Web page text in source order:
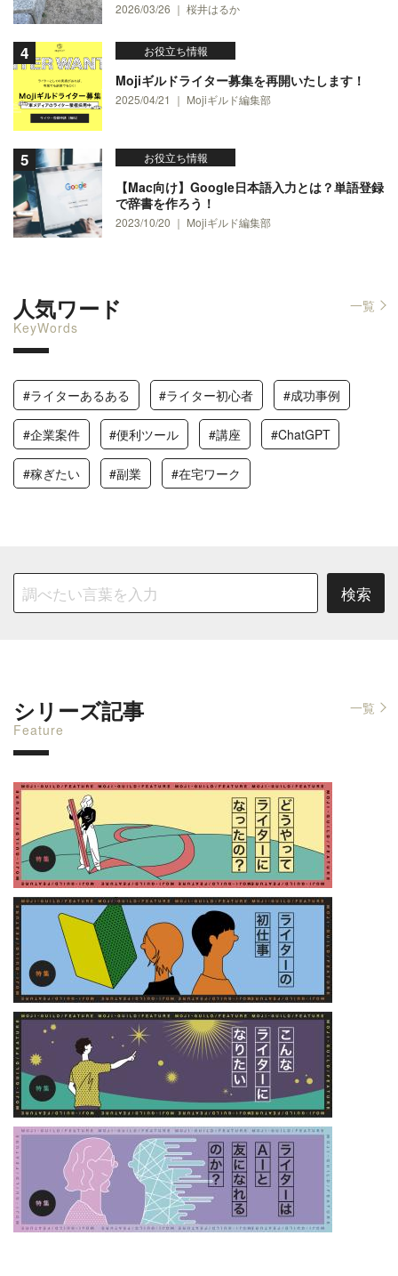
2026/03/26 ｜ 桜井はるか
お役立ち情報
Mojiギルドライター募集を再開いたします！
2025/04/21 ｜ Mojiギルド編集部
お役立ち情報
【Mac向け】Google日本語入力とは？単語登録
で辞書を作ろう！
2023/10/20 ｜ Mojiギルド編集部
人気ワード
KeyWords
一覧
#ライターあるある #ライター初心者 #成功事例
#企業案件 #便利ツール #講座 #ChatGPT
#稼ぎたい #副業 #在宅ワーク
シリーズ記事
Feature
一覧